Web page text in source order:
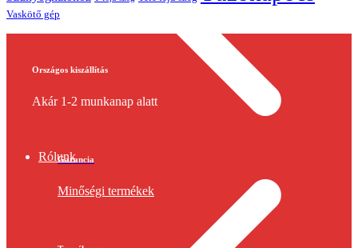
Rólunk
Vaskötő gép
Országos kiszállítás
Akár 1-2 munkanap alatt
Garancia
Minőségi termékek